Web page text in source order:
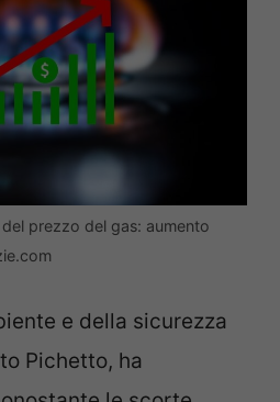
prezzo del gas: aumento
e della sicurezza
Pichetto, ha